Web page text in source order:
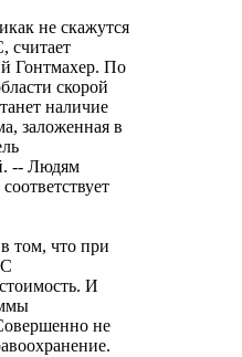
не скажутся
считает
Гонтмахер. По
скорой
наличие
заложенная в
-- Людям
том, что при
И
не